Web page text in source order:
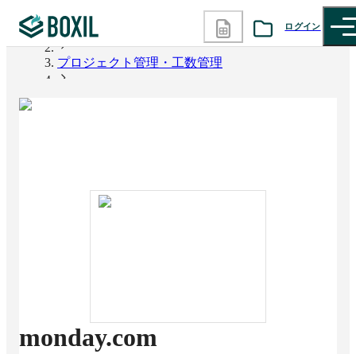
ログイン
カテゴリから探す
BOXILの使い方ガイド
BOXIL
プロジェクト管理・工数管理
monday.com